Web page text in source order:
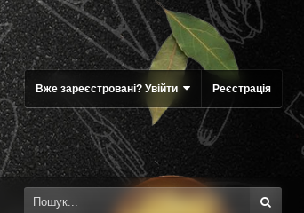
Вже зареєстровані? Увійти Реєстрація